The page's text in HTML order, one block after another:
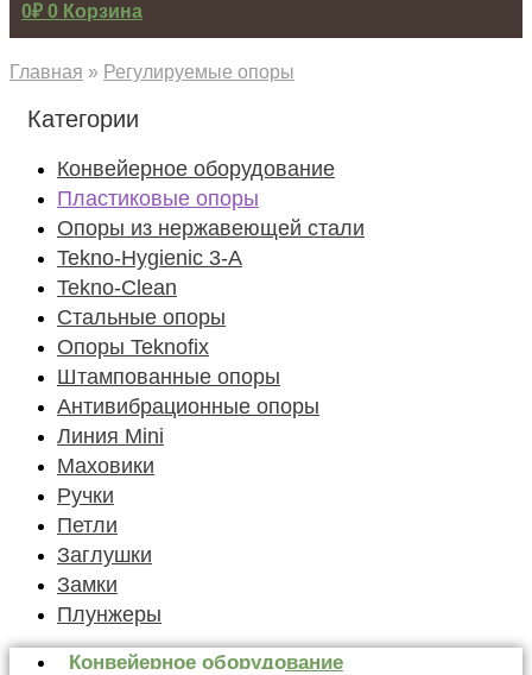
0₽ 0 Корзина
Главная » Регулируемые опоры
Категории
Конвейерное оборудование
Пластиковые опоры
Опоры из нержавеющей стали
Tekno-Hygienic 3-А
Tekno-Clean
Стальные опоры
Опоры Teknofix
Штампованные опоры
Антивибрационные опоры
Линия Mini
Маховики
Ручки
Петли
Заглушки
Замки
Плунжеры
Конвейерное оборудование